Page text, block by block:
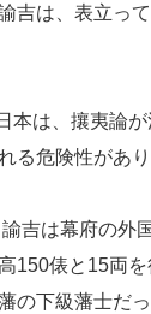
吉は、表立っ
本は、攘夷論
る危険性があり
諭吉は幕府の外
150俵と15両
の下級藩士だ